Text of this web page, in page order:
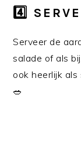
4️⃣
Serveer de
salade of als
ook heerlijk
🥗